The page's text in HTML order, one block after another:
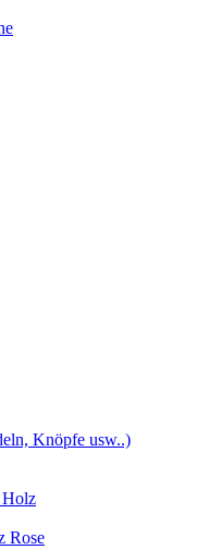
Knöpfe usw..)
Holz
Rose